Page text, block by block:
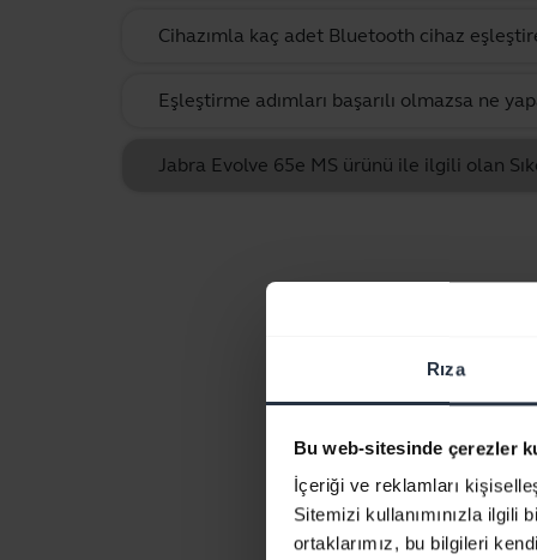
Rıza
Bu web-sitesinde çerezler
İçeriği ve reklamları
Sitemizi kullanımınızla ilgili
ortaklarımız, bu bilgileri
Cihazımla kaç adet Bluetooth cihaz
Eşleştirme adımları başarılı olmazsa ne
Jabra Evolve 65e MS ürünü ile ilgili olan